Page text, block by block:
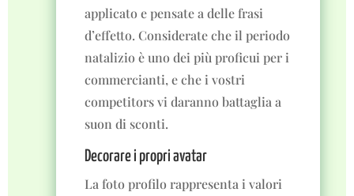
applicato e pensate a delle frasi
d’effetto. Considerate che il periodo
natalizio è uno dei più proficui per i
commercianti, e che i vostri
competitors vi daranno battaglia a
suon di sconti.
Decorare i propri avatar
La foto profilo rappresenta i valori